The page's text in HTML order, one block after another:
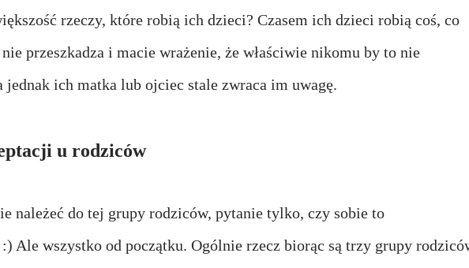
rzeczy, które robią ich dzieci? Czasem ich dzieci robią coś, co
przeszkadza i macie wrażenie, że właściwie nikomu by to nie
jednak ich matka lub ojciec stale zwraca im uwagę.
u rodziców
należeć do tej grupy rodziców, pytanie tylko, czy sobie to
Ale wszystko od początku. Ogólnie rzecz biorąc są trzy grupy